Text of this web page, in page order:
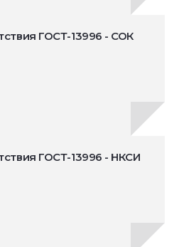
ГОСТ-13996 - СОК
ГОСТ-13996 - НКСИ